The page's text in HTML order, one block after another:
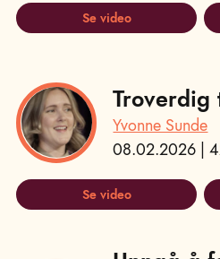
Se video
Troverdig
Yvonne Sunde
08.02.2026 |
Se video